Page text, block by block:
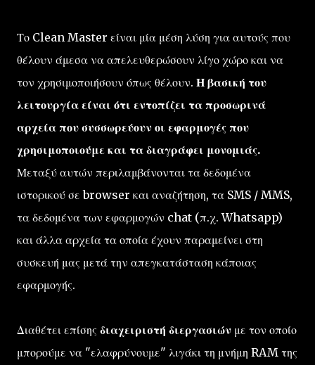
Το Clean Master είναι μία μέση λύση για αυτούς που
θέλουν άμεσα να απελευθερώσουν λίγο χώρο και να
τον χρησιμοποιήσουν όπως θέλουν. Η βασική του
λειτουργία είναι ότι εντοπίζει τα προσωρινά
αρχεία που συσσωρεύουν οι εφαρμογές που
χρησιμοποιούμε και τα διαγράφει μονομιάς.
Μεταξύ αυτών περιλαμβάνονται τα δεδομένα
ιστορικού σε browser και αναζήτηση, τα SMS / MMS,
τα δεδομένα των εφαρμογών chat (π.χ. Whatsapp)
και άλλα αρχεία τα οποία έχουν παραμείνει στη
συσκευή μας μετά την απεγκατάσταση κάποιας
εφαρμογής.
Διαθέτει επίσης διαχειριστή διεργασιών με τον οποίο
μπορούμε να "ελαφρύνουμε" λιγάκι τη μνήμη RAM της